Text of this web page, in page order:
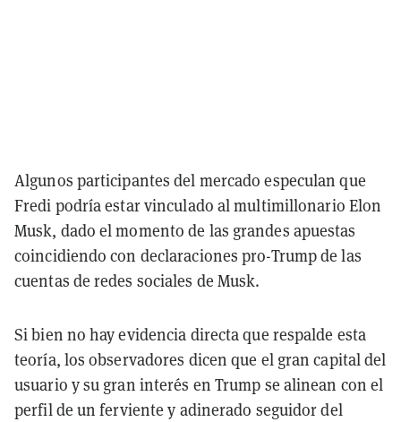
Algunos participantes del mercado especulan que
Fredi podría estar vinculado al multimillonario Elon
Musk, dado el momento de las grandes apuestas
coincidiendo con declaraciones pro-Trump de las
cuentas de redes sociales de Musk.
Si bien no hay evidencia directa que respalde esta
teoría, los observadores dicen que el gran capital del
usuario y su gran interés en Trump se alinean con el
perfil de un ferviente y adinerado seguidor del